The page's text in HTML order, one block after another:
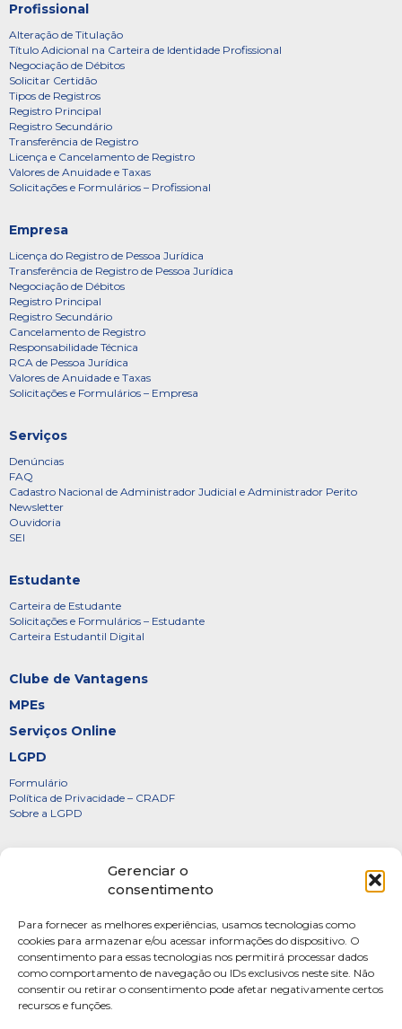
Gerenciar o
consentimento
Para fornecer as melhores experiências, usamos tecnologias como
cookies para armazenar e/ou acessar informações do dispositivo. O
consentimento para essas tecnologias nos permitirá processar dados
como comportamento de navegação ou IDs exclusivos neste site. Não
consentir ou retirar o consentimento pode afetar negativamente certos
recursos e funções.
Profissional
Alteração de Titulação
Título Adicional na Carteira de Identidade Profissional
Negociação de Débitos
Solicitar Certidão
Tipos de Registros
Registro Principal
Registro Secundário
Transferência de Registro
Licença e Cancelamento de Registro
Valores de Anuidade e Taxas
Solicitações e Formulários – Profissional
Empresa
Licença do Registro de Pessoa Jurídica
Transferência de Registro de Pessoa Jurídica
Negociação de Débitos
Registro Principal
Registro Secundário
Cancelamento de Registro
Responsabilidade Técnica
RCA de Pessoa Jurídica
Valores de Anuidade e Taxas
Solicitações e Formulários – Empresa
Serviços
Denúncias
FAQ
Cadastro Nacional de Administrador Judicial e Administrador Perito
Newsletter
Ouvidoria
SEI
Estudante
Carteira de Estudante
Solicitações e Formulários – Estudante
Carteira Estudantil Digital
Clube de Vantagens
MPEs
Serviços Online
LGPD
Formulário
Política de Privacidade – CRADF
Sobre a LGPD
Diretoria
FOTOS
Webmail
Artigos